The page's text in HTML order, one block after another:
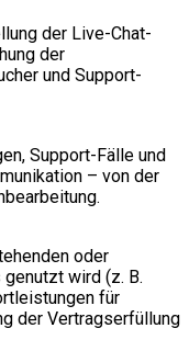
der Live-Chat-
der
und Support-
Support-Fälle und
– von der
oder
wird (z. B.
für
der Vertragserfüllung